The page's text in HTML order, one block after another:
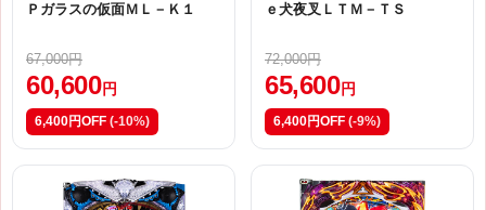
Ｐガラスの仮面ＭＬ－Ｋ１
67,000円
60,600 円
6,400円OFF (-10%)
ｅ犬夜叉ＬＴＭ－ＴＳ
72,000円
65,600 円
6,400円OFF (-9%)